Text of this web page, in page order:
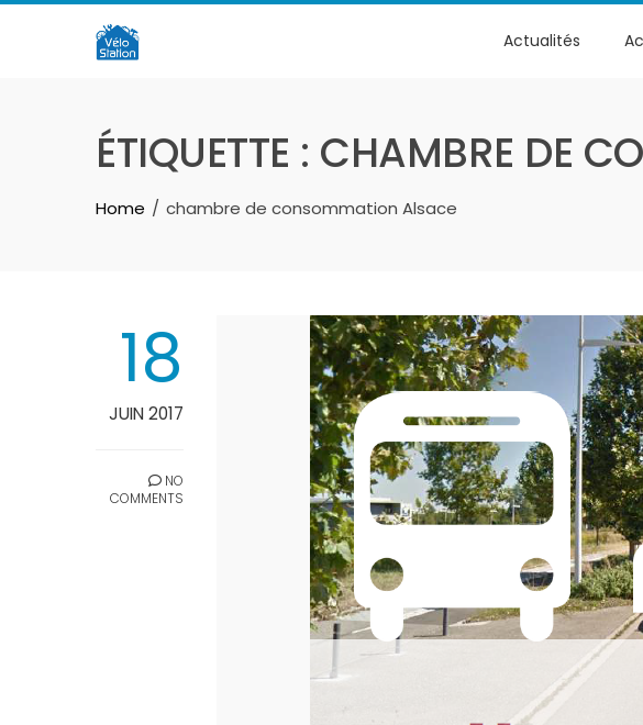
Skip
Actualités
ÉTIQUETTE : CHAMBRE DE
Home chambre de consommation Alsace
18
JUIN 2017
NO
COMMENTS